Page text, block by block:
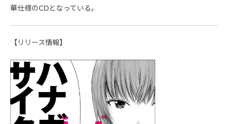
華仕様のCDとなっている。
【リリース情報】